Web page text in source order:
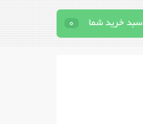
سبد خرید شما 0